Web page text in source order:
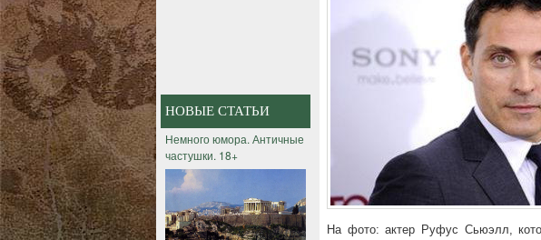
НОВЫЕ СТАТЬИ
Немного юмора. Античные
частушки. 18+
На фото: актер Руфус Сьюэлл,